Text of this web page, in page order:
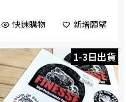
快速購物 新增願望
1-3日出貨